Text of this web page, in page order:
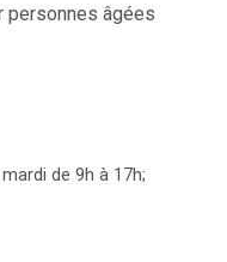
âgées
de 9h à 17h;